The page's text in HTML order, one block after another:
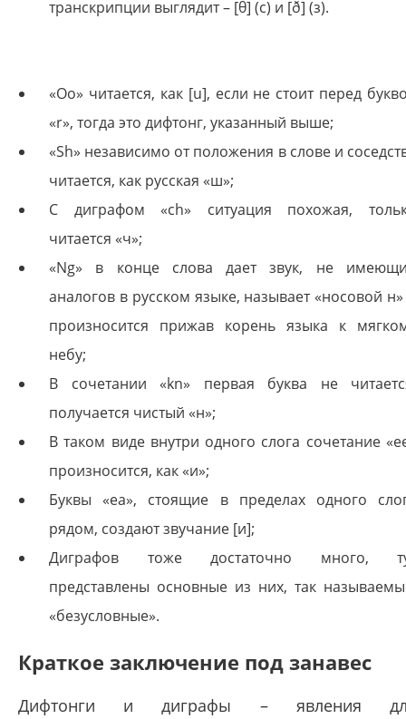
транскрипции выглядит – [θ] (с) и [ð] (з).
«Oo» читается, как [u], если не стоит перед
«r», тогда это дифтонг, указанный выше;
«Sh» независимо от положения в слове и
читается, как русская «ш»;
C диграфом «ch» ситуация похожая,
читается «ч»;
«Ng» в конце слова дает звук, не
аналогов в русском языке, называет «носовой
произносится прижав корень языка к
небу;
В сочетании «kn» первая буква не
получается чистый «н»;
В таком виде внутри одного слога сочетание
произносится, как «и»;
Буквы «ea», стоящие в пределах одного
рядом, создают звучание [и];
Диграфов тоже достаточно много,
представлены основные из них, так
«безусловные».
Краткое заключение под занавес
Дифтонги и диграфы – явления